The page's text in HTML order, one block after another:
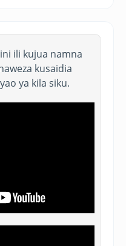
ili kujua namna
kusaidia
ya kila siku.